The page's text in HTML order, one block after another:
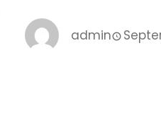
admin